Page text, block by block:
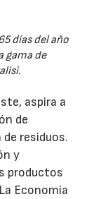
días del año
gama de
aspira a
de
residuos.
y
productos
Economía